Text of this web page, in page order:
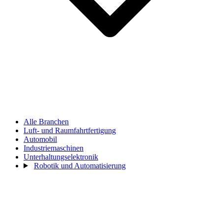
Alle Branchen
Luft- und Raumfahrtfertigung
Automobil
Industriemaschinen
Unterhaltungselektronik
Robotik und Automatisierung